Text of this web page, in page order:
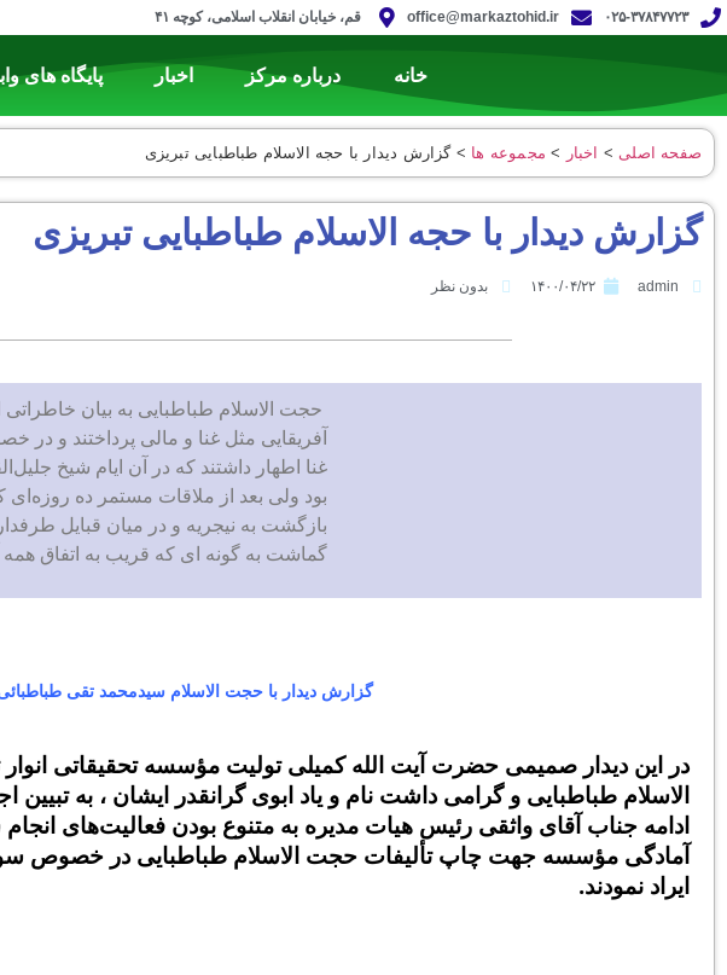
۰۲۵-۳۷۸۴۷۷۲۳ office@markaztohid.ir قم، خیابان انقلاب اسلامی، کوچه ۴۱
خانه درباره مرکز اخبار پایگاه های
صفحه اصلی> اخبار > مجموعه ‌ها >گزارش دیدار با حجه الاسلام طباطبایی تبریزی
گزارش دیدار با حجه الاسلام طباطبایی تبریزی
admin ۱۴۰۰/۰۴/۲۲ بدون نظر
حجت الاسلام طباطبایی به بیان
آفریقایی مثل غنا و مالی پرداختند و
غنا اطهار داشتند که در آن ایام شیخ
بود ولی بعد از ملاقات مستمر ده
بازگشت به نیجریه و در میان قبایل
گماشت به گونه ای که قریب به اتفاق همه
گزارش دیدار با حجت الاسلام سیدمحمد تقی
در این دیدار صمیمی حضرت آیت الله کمیلی تولیت مؤسسه تحقیقاتی
الاسلام طباطبایی و گرامی داشت نام و یاد ابوی گرانقدر ایشان ، به
ادامه جناب آقای واثقی رئیس هیات مدیره به متنوع بودن فعالیت‌های
آمادگی مؤسسه جهت چاپ تألیفات حجت الاسلام طباطبایی در خصوص
ایراد نمودند.